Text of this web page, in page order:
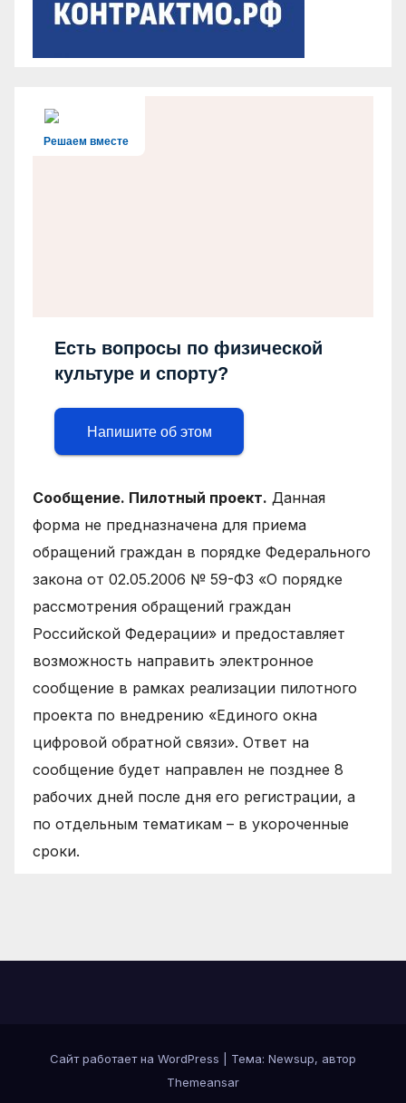
Решаем вместе
Есть вопросы по физической
культуре и спорту?
Напишите об этом
Сообщение. Пилотный проект. Данная
форма не предназначена для приема
обращений граждан в порядке Федерального
закона от 02.05.2006 № 59-ФЗ «О порядке
рассмотрения обращений граждан
Российской Федерации» и предоставляет
возможность направить электронное
сообщение в рамках реализации пилотного
проекта по внедрению «Единого окна
цифровой обратной связи». Ответ на
сообщение будет направлен не позднее 8
рабочих дней после дня его регистрации, а
по отдельным тематикам – в укороченные
сроки.
Сайт работает на WordPress
Тема: Newsup, автор
Themeansar